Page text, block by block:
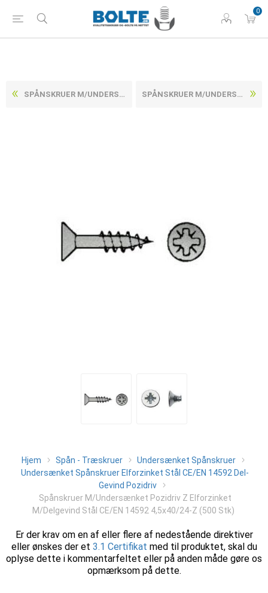
0
SPÅNSKRUER M/UNDERSÆNKET POZIDRIV Z ELFORZINKET M/DELGEVIND STÅL CE/EN 14592 4,5X35/21-Z (500 STK) SPÅNSKRUER M/UNDERSÆNKET POZIDRIV Z ELFORZINKET M/DELGEVIND STÅL CE/EN 14592 4,5X45/27-Z (500 STK)
Hjem Spån - Træskruer
Undersænket Spånskruer
Undersænket Spånskruer Elforzinket Stål CE/EN 14592 Del-
Gevind Pozidriv
Spånskruer M/Undersænket Pozidriv Z Elforzinket
M/Delgevind Stål CE/EN 14592 4,5x40/24-Z (500 Stk)
Er der krav om en af eller flere af nedestående direktiver
eller ønskes der et 3.1 Certifikat med til produktet, skal du
oplyse dette i kommentarfeltet eller på anden måde gøre os
opmærksom på dette.